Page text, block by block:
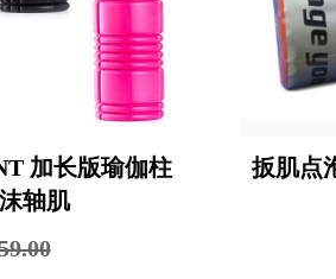
加长版瑜伽柱
轴肌
扳肌点